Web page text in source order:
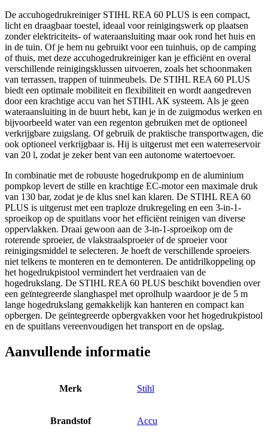
De accuhogedrukreiniger STIHL REA 60 PLUS is een compact,
licht en draagbaar toestel, ideaal voor reinigingswerk op plaatsen
zonder elektriciteits- of wateraansluiting maar ook rond het huis en
in de tuin. Of je hem nu gebruikt voor een tuinhuis, op de camping
of thuis, met deze accuhogedrukreiniger kan je efficiënt en overal
verschillende reinigingsklussen uitvoeren, zoals het schoonmaken
van terrassen, trappen of tuinmeubels. De STIHL REA 60 PLUS
biedt een optimale mobiliteit en flexibiliteit en wordt aangedreven
door een krachtige accu van het STIHL AK systeem. Als je geen
wateraansluiting in de buurt hebt, kan je in de zuigmodus werken en
bijvoorbeeld water van een regenton gebruiken met de optioneel
verkrijgbare zuigslang. Of gebruik de praktische transportwagen, die
ook optioneel verkrijgbaar is. Hij is uitgerust met een waterreservoir
van 20 l, zodat je zeker bent van een autonome watertoevoer.
In combinatie met de robuuste hogedrukpomp en de aluminium
pompkop levert de stille en krachtige EC-motor een maximale druk
van 130 bar, zodat je de klus snel kan klaren. De STIHL REA 60
PLUS is uitgerust met een traploze drukregeling en een 3-in-1-
sproeikop op de spuitlans voor het efficiënt reinigen van diverse
oppervlakken. Draai gewoon aan de 3-in-1-sproeikop om de
roterende sproeier, de vlakstraalsproeier of de sproeier voor
reinigingsmiddel te selecteren. Je hoeft de verschillende sproeiers
niet telkens te monteren en te demonteren. De antidrilkoppeling op
het hogedrukpistool vermindert het verdraaien van de
hogedrukslang. De STIHL REA 60 PLUS beschikt bovendien over
een geïntegreerde slanghaspel met oprolhulp waardoor je de 5 m
lange hogedrukslang gemakkelijk kan hanteren en compact kan
opbergen. De geïntegreerde opbergvakken voor het hogedrukpistool
en de spuitlans vereenvoudigen het transport en de opslag.
Aanvullende informatie
Merk Stihl
Brandstof Accu